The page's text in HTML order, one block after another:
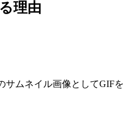
理由
サムネイル画像としてGIFを